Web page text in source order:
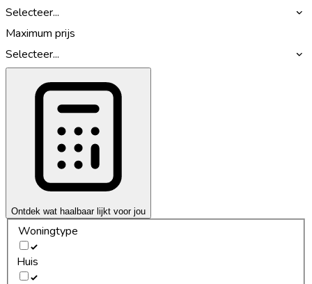
Selecteer...
Maximum prijs
Selecteer...
Ontdek wat haalbaar lijkt voor jou
Woningtype
Huis